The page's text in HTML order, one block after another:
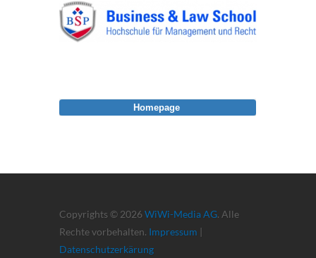
Copyrights © 2026 WiWi-Media AG. Alle
Rechte vorbehalten. Impressum |
Datenschutzerkärung
Homepage